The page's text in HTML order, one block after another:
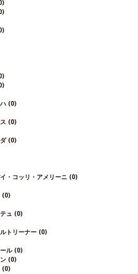
(0)
(0)
(0)
・コッリ・アメリーニ (0)
(0)
ュ (0)
トリーナー (0)
ル (0)
(0)
(0)